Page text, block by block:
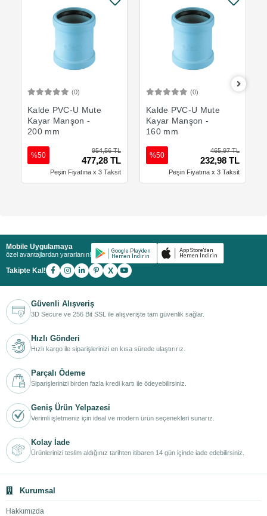
(0)
Kalde PVC-U Mute
Kayar Manşon -
200 mm
954,56 TL
477,28 TL
%50
Peşin Fiyatına x 3 Taksit
(0)
Kalde PVC-U Mute
Kayar Manşon -
160 mm
465,97 TL
232,98 TL
%50
Peşin Fiyatına x 3 Taksit
Mobile Uygulamaya
özel avantajlardan yararlanın!
Takipte Kal! X
Güvenli Alışveriş
3D Secure ve 256 Bit SSL ile alışverişte tam güvenlik sağlar.
Hızlı Gönderi
Hızlı kargo ile siparişlerinizi en kısa sürede ulaştırırız.
Parçalı Ödeme
Siparişlerinizi birden fazla kredi kartı ile ödeyebilirsiniz.
Geniş Ürün Yelpazesi
Verimli işletmeniz için ideal ve modern ürün seçenekleri sunarız.
Kolay İade
Ürünlerinizi teslim aldığınız tarihten itibaren 14 gün içinde iade edebilirsiniz.
Kurumsal
Hakkımızda